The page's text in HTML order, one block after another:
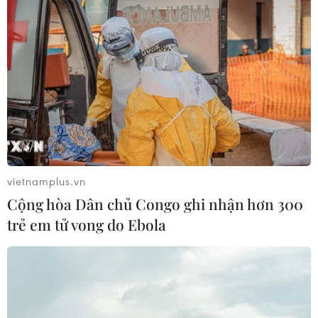
Chủ tịch nước gặp mặt đại biểu
trong chương trình “Việc tử tế”
18/01/2024 08:52
Chiều 18/1/2024, tại Phủ Chủ tịch, Chủ tịch nước Võ Văn
Thưởng gặp mặt đoàn đại biểu trong chương trình “Việc
tử tế” của Đài Truyền hình Việt Nam.
vietnamplus.vn
Cộng hòa Dân chủ Congo ghi nhận hơn 300
trẻ em tử vong do Ebola